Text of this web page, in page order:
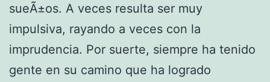
sueÃ±os. A veces resulta ser muy
impulsiva, rayando a veces con la
imprudencia. Por suerte, siempre ha tenido
gente en su camino que ha logrado